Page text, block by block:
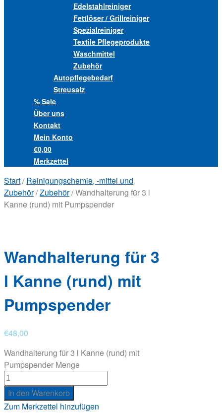
Edelstahlreiniger
Fettlöser / Grillreiniger
Spezialreiniger
Textile Pflegeprodukte
Waschmittel
Zubehör
Autopflegebedarf
Streusalz
% Sale
Über uns
Kontakt
Mein Konto
€0,00
Merkzettel
Start/Reinigungschemie, -mittel und
Zubehör/Zubehör/ Wandhalterung für 3 l
Kanne (rund) mit Pumpspender
Wandhalterung für 3
l Kanne (rund) mit
Pumpspender
€48,00
Wandhalterung für 3 l Kanne (rund) mit
Pumpspender Menge
In den Warenkorb
Zum Merkzettel hinzufügen